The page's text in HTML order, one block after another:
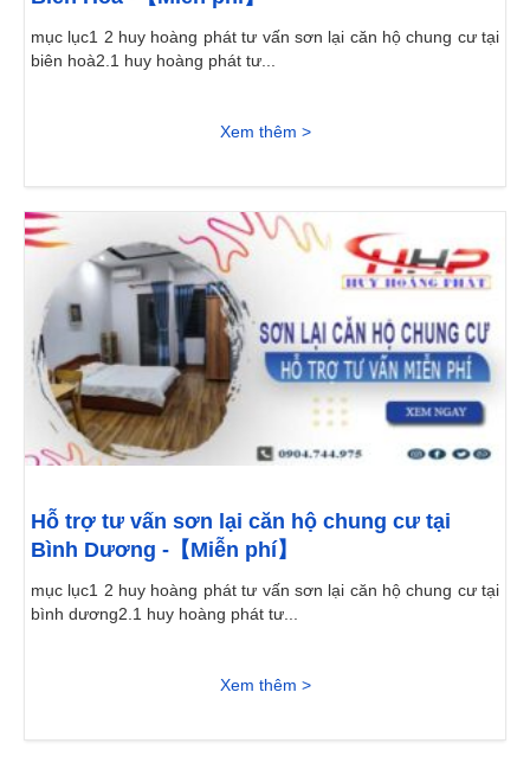
mục lục1 2 huy hoàng phát tư vấn sơn lại căn hộ chung cư tại
biên hoà2.1 huy hoàng phát tư...
Xem thêm >
Hỗ trợ tư vấn sơn lại căn hộ chung cư tại
Bình Dương -【Miễn phí】
mục lục1 2 huy hoàng phát tư vấn sơn lại căn hộ chung cư tại
bình dương2.1 huy hoàng phát tư...
Xem thêm >